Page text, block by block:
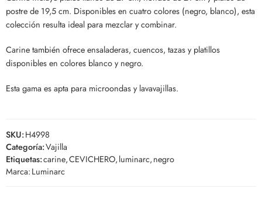
postre de 19,5 cm. Disponibles en cuatro colores (negro, blanco), esta
colección resulta ideal para mezclar y combinar.
Carine también ofrece ensaladeras, cuencos, tazas y platillos
disponibles en colores blanco y negro.
Esta gama es apta para microondas y lavavajillas.
SKU:H4998
Categoría:Vajilla
Etiquetas:carine,CEVICHERO,luminarc,negro
Marca:Luminarc